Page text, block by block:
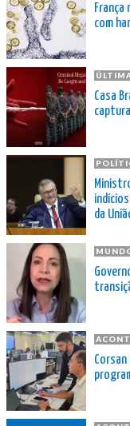
com
Casa
da